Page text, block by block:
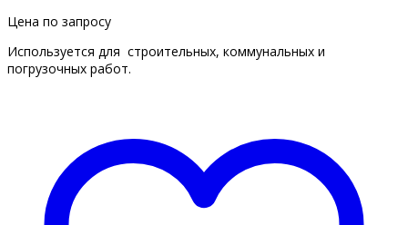
Цена по запросу
Используется для строительных, коммунальных и
погрузочных работ.